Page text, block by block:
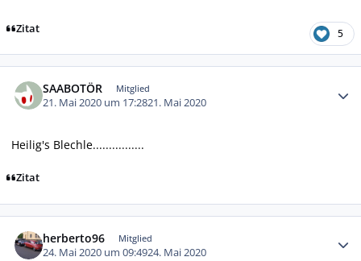
Zitat 5
SAABOTÖR Mitglied
21. Mai 2020 um 17:2821. Mai 2020
Heilig's Blechle................
Zitat
herberto96 Mitglied
24. Mai 2020 um 09:4924. Mai 2020